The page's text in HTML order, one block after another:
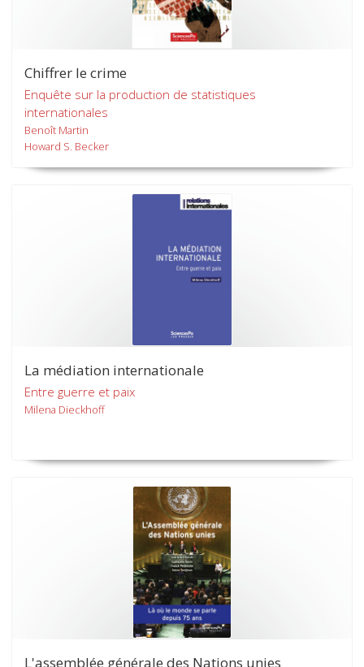
Chiffrer le crime
Enquête sur la production de statistiques
internationales
Benoît Martin
Howard S. Becker
La médiation internationale
Entre guerre et paix
Milena Dieckhoff
L'assemblée générale des Nations unies